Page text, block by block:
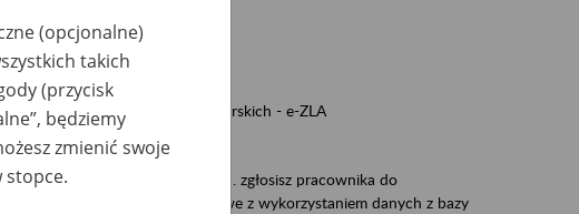
zapisane na koncie w ZUS,
stanie konta ubezpieczonego,
wystawionych zwolnieniach lekarskich - e-ZLA
(np. przedsiębiorcą)
ePłatnik, za pomocą której m.in. zgłosisz pracownika do
dokumenty rozliczeniowe z wykorzystaniem danych z bazy
(opcjonalne)
takich
(przycisk
będziemy
zmienić swoje
stopce.